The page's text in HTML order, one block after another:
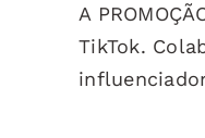
A
TikTok.